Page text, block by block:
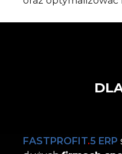
FASTPROFIT.5 ERP